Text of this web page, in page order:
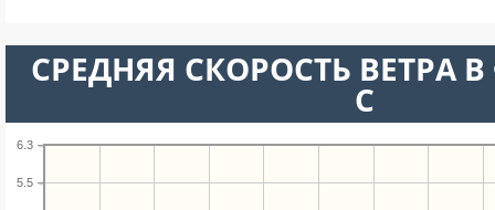
СРЕДНЯЯ СКОРОСТЬ ВЕТРА
С
5.5
6.3